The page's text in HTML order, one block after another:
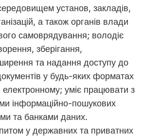
установ, закладів,
а також органів влади
самоврядування; володіє
зберігання,
та надання доступу до
у будь-яких форматах
уміє працювати з
інформаційно-пошукових
та банками даних.
у державних та приватних